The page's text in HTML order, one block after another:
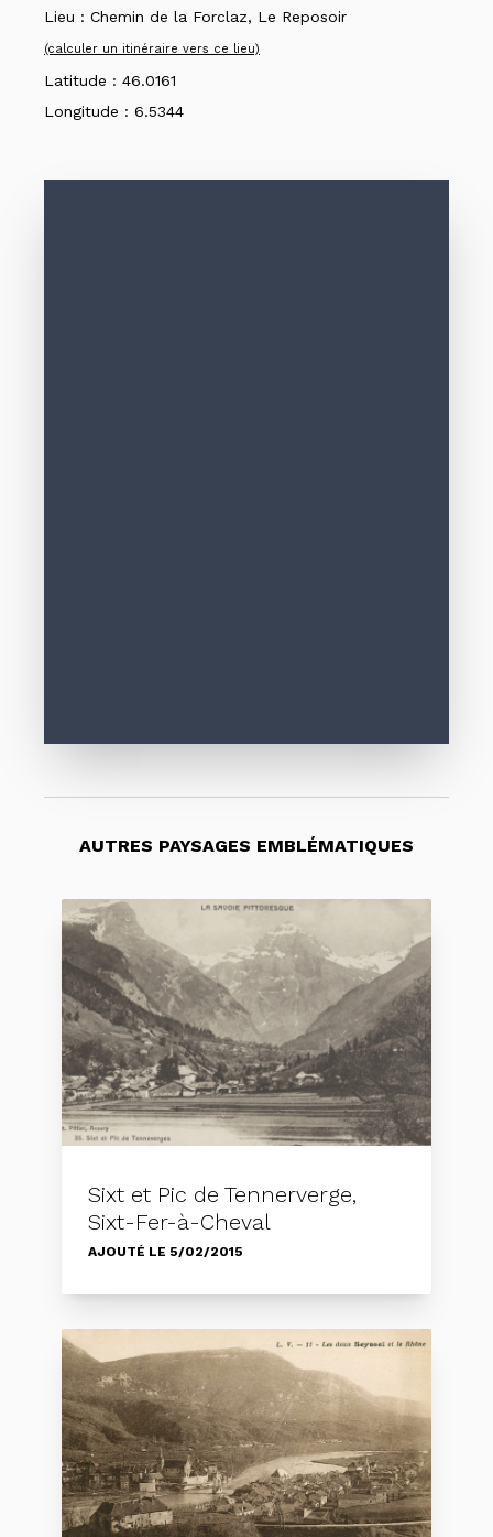
Lieu : Chemin de la Forclaz, Le Reposoir
(calculer un itinéraire vers ce lieu)
Latitude : 46.0161
Longitude : 6.5344
AUTRES PAYSAGES EMBLÉMATIQUES
Sixt et Pic de Tennerverge,
Sixt-Fer-à-Cheval
AJOUTÉ LE 5/02/2015